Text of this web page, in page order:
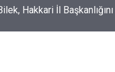
Hakkari İl